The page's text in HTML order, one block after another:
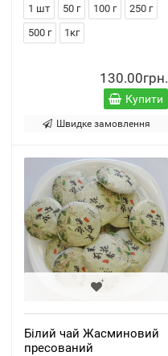
1 шт 50 г 100 г
250 г
500 г
1кг
130.00грн.
Купити
Швидке замовлення
Білий чай Жасминовий
пресований